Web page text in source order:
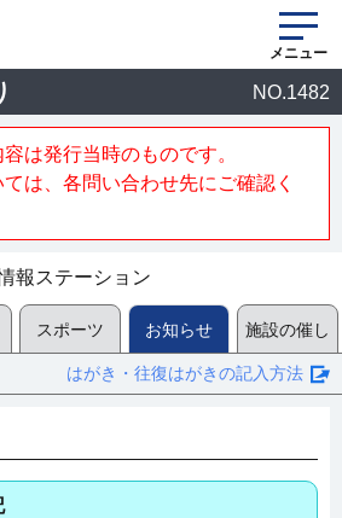
メニュー
NO.1482
は発行当時のものです。
は、各問い合わせ先にご確認く
報ステーション
スポーツ お知らせ 施設の催し
はがき・往復はがきの記入方法